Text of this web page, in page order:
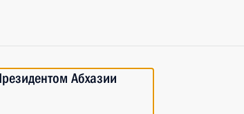
Абхазии